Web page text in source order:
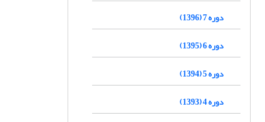
دوره 7 (1396)
دوره 6 (1395)
دوره 5 (1394)
دوره 4 (1393)